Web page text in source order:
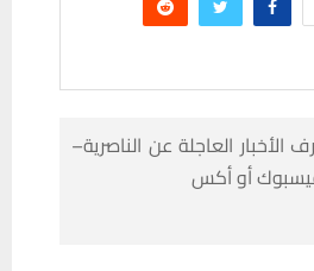
العاجلة عن الناصرية–
فيسبوك أو أكس